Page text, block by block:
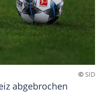
©SID
abgebrochen